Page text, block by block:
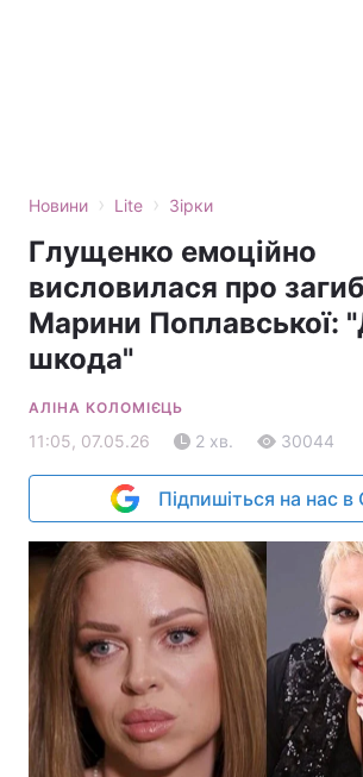
Новини › Lite › Зірки
Глущенко емоційно
висловилася про
Марини Поплавської:
шкода"
АЛІНА КОЛОМІЄЦЬ
11:05, 07.05.26 2 хв. 30044
Підпишіться на нас в